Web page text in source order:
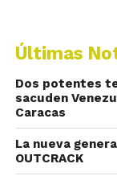
Últimas
Dos potentes
sacuden
Caracas
La nueva
OUTCRACK